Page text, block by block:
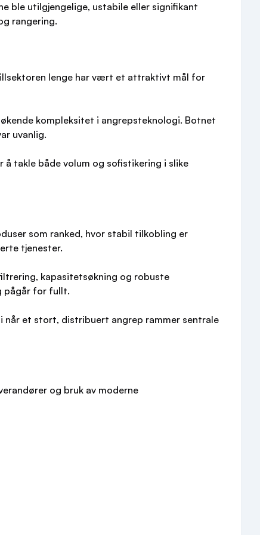
ble utilgjengelige, ustabile eller signifikant
rangering.
lenge har vært et attraktivt mål for
kompleksitet i angrepsteknologi. Botnet
uvanlig.
å takle både volum og sofistikering i slike
som ranked, hvor stabil tilkobling er
tjenester.
kapasitetsøkning og robuste
pågår for fullt.
når et stort, distribuert angrep rammer sentrale
og bruk av moderne